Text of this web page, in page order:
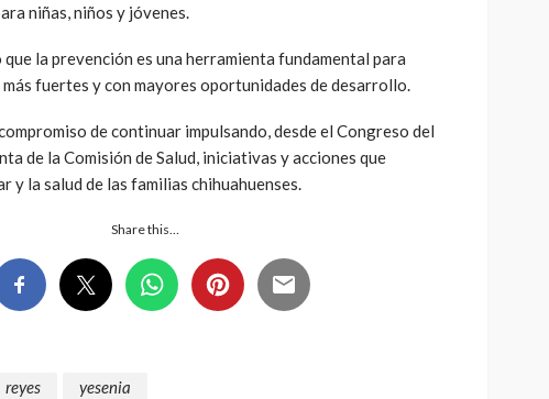
niñas, niños y jóvenes.
que la prevención es una herramienta fundamental para
fuertes y con mayores oportunidades de desarrollo.
de continuar impulsando, desde el Congreso del
de la Comisión de Salud, iniciativas y acciones que
y la salud de las familias chihuahuenses.
Share this…
reyes yesenia